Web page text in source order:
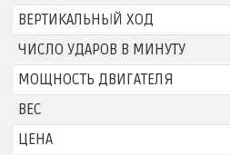
ВЕРТИКАЛЬНЫЙ ХОД
ЧИСЛО УДАРОВ В МИНУТУ
МОЩНОСТЬ ДВИГАТЕЛЯ
ВЕС
ЦЕНА